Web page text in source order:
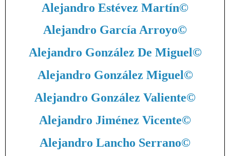
Alejandro Estévez Martín©
Alejandro García Arroyo©
Alejandro González De Miguel©
Alejandro González Miguel©
Alejandro González Valiente©
Alejandro Jiménez Vicente©
Alejandro Lancho Serrano©